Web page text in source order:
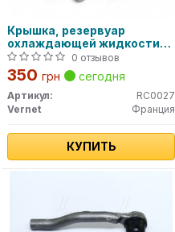
Крышка, резервуар
охлаждающей жидкости
VERNET
0 отзывов
350 грн сегодня
Артикул:
RC0027
Vernet
Франция
КУПИТЬ